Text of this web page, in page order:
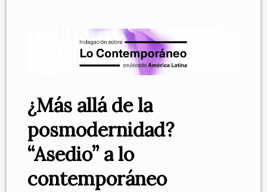
¿Más allá de la
posmodernidad?
“Asedio” a lo
contemporáneo